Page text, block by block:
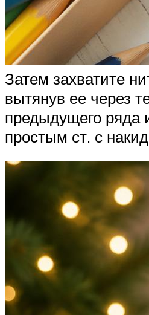
Затем захватите
вытянув ее через
предыдущего ряда
простым ст. с